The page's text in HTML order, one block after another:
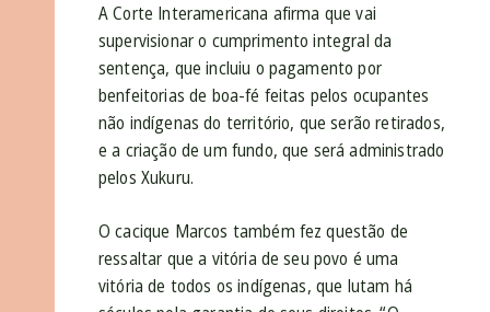
A Corte Interamericana afirma que vai
supervisionar o cumprimento integral da
sentença, que incluiu o pagamento por
benfeitorias de boa-fé feitas pelos ocupantes
não indígenas do território, que serão retirados,
e a criação de um fundo, que será administrado
pelos Xukuru.
O cacique Marcos também fez questão de
ressaltar que a vitória de seu povo é uma
vitória de todos os indígenas, que lutam há